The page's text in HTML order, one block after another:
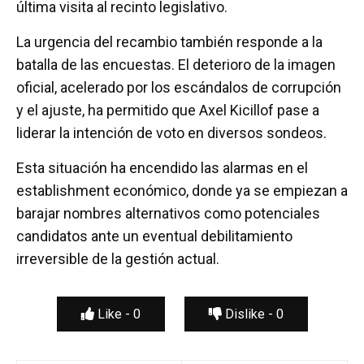
última visita al recinto legislativo.
La urgencia del recambio también responde a la
batalla de las encuestas. El deterioro de la imagen
oficial, acelerado por los escándalos de corrupción
y el ajuste, ha permitido que Axel Kicillof pase a
liderar la intención de voto en diversos sondeos.
Esta situación ha encendido las alarmas en el
establishment económico, donde ya se empiezan a
barajar nombres alternativos como potenciales
candidatos ante un eventual debilitamiento
irreversible de la gestión actual.
Like - 0 Dislike - 0